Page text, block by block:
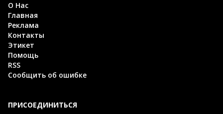
О Нас
Главная
Реклама
Контакты
Этикет
Помощь
RSS
Сообщить об ошибке
ПРИСОЕДИНИТЬСЯ